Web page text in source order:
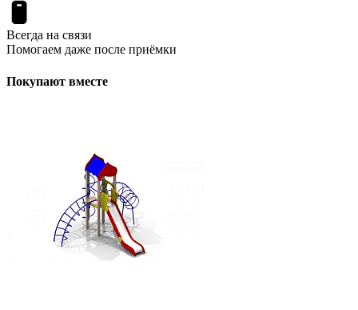
Всегда на связи
Помогаем даже после приёмки
Покупают вместе